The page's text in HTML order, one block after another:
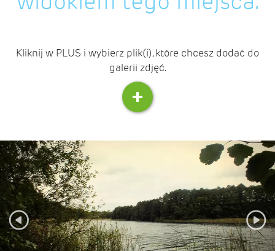
Kliknij w PLUS i wybierz plik(i), które chcesz dodać do
galerii zdjęć.